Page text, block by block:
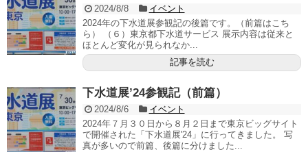
2024/8/8
イベント
2024年の下水道展参観記の後篇です。（前篇はこち
ら） （６）東京都下水道サービス 展示内容は従来と
ほとんど変化が見られなか...
記事を読む
下水道展’24参観記（前篇）
2024/8/6
イベント
2024年７月３０日から８月２日まで東京ビッグサイト
で開催された「下水道展'24」に行ってきました。 写
真が多いので前篇、後篇に分けました...